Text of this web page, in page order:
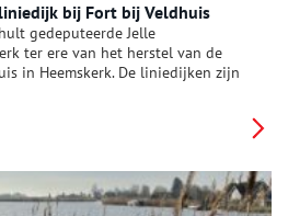
bij Fort bij Veldhuis
gedeputeerde Jelle
ter ere van het herstel van de
in Heemskerk. De liniedijken zijn
Hollandse Waterlinies. Omdat de
Holland een